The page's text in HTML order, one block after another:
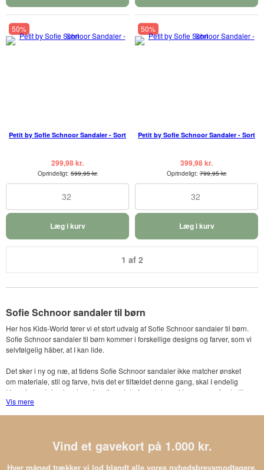
50%
Petit by Sofie Schnoor Sandaler - Sort
299,98 kr.
Oprindeligt:599,95 kr.
32
Læg i kurv
50%
Petit by Sofie Schnoor Sandaler - Sort
399,98 kr.
Oprindeligt:799,95 kr.
32
Læg i kurv
1 af 2
Sofie Schnoor sandaler til børn
Her hos Kids-World fører vi et stort udvalg af Sofie Schnoor sandaler til børn.
Sofie Schnoor sandaler til børn kommer i forskellige designs og farver, som vi
selvfølgelig håber, at I kan lide.
Det sker i ny og næ, at tidens Sofie Schnoor sandaler ikke matcher ønsket
om materiale, stil og farve, hvis det er tilfældet denne gang, skal I endelig
kigge jer omkring i resten af sortimentet af sandaler - vi har mange forskellige
sandaler på lager.
Er det en Sofie Schnoor sandal med tå-split eller måske en rem som
lukkemekanisme, i er på udkig efter? Så er I kommet til det helt rigtige sted.
Vis mere
Vind et gavekort på 1.000 kr.
Hver måned trækker vi lod blandt alle vores nyhedsbrevsmodtagere.